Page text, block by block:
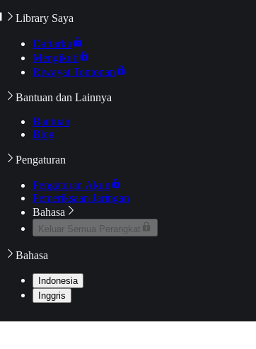
Library Saya
Daftarku
Mengikuti
Riwayat Tontonan
Bantuan dan Lainnya
Bantuan
Blog
Pengaturan
Pengaturan Akun
Pemeriksaan Jaringan
Bahasa
Keluar Semua Perangkat
Bahasa
Indonesia
Inggris